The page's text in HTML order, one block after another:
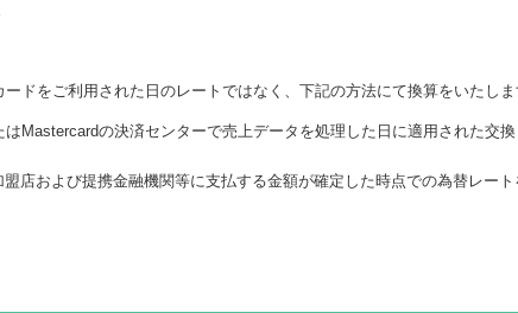
ドをご利用された日のレートではなく、下記の方法にて換算をいたし
Mastercardの決済センターで売上データを処理した日に適用された交
店および提携金融機関等に支払する金額が確定した時点での為替レート